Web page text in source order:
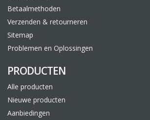
Betaalmethoden
Verzenden & retourneren
Sitemap
Problemen en Oplossingen
PRODUCTEN
Alle producten
Nieuwe producten
Aanbiedingen